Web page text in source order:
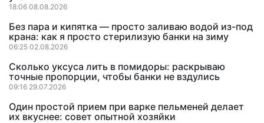
18:06 08.08.2026
Без пара и кипятка — просто заливаю водой из-под
крана: как я просто стерилизую банки на зиму
06:25 02.08.2026
Сколько уксуса лить в помидоры: раскрываю
точные пропорции, чтобы банки не вздулись
09:16 29.07.2026
Один простой прием при варке пельменей делает
их вкуснее: совет опытной хозяйки